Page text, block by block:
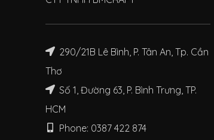
290/21B Lê Bình, P. Tân An, Tp. Cần
Thơ
Số 1, Đường 63, P. Bình Trưng, TP.
HCM
Phone: 0387 422 874